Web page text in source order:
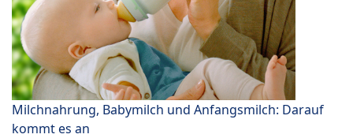
Milchnahrung, Babymilch und Anfangsmilch: Darauf
kommt es an